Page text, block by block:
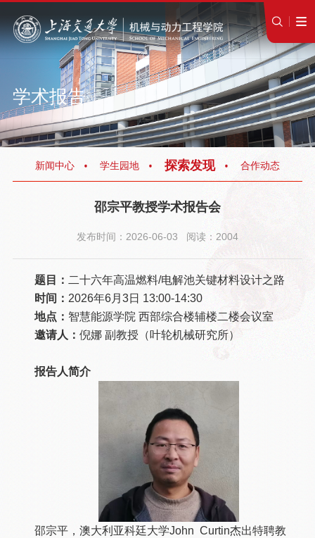
学术报告
新闻中心 学生园地 探索发现 合作动态
邵宗平教授学术报告会
发布时间：2026-06-03 阅读：2004
题目： 二十六年高温燃料/电解池关键材料设计之路
时间： 2026年6月3日 13:00-14:30
地点： 智慧能源学院 西部综合楼辅楼二楼会议室
邀请人： 倪娜 副教授（叶轮机械研究所）
报告人简介
邵宗平，澳大利亚科廷大学John Curtin杰出特聘教